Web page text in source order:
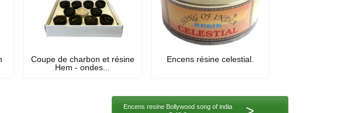
Coupe de charbon et résine
Hem - ondes...
Encens résine celestial.
Encens resine Bollywood song of india